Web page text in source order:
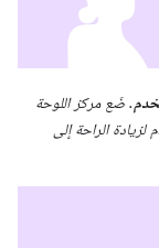
. ضَع مركز اللوحة
لزيادة الراحة إلى